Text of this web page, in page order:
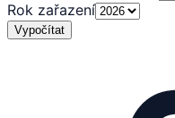
Rok zařazení
Vypočítat